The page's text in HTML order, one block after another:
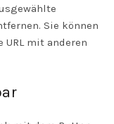
Sie können
URL mit anderen